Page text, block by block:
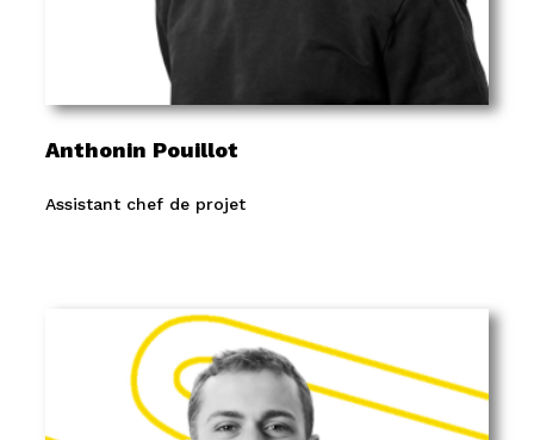
Anthonin Pouillot
Assistant chef de projet